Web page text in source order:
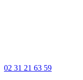
02 31 21 63 59